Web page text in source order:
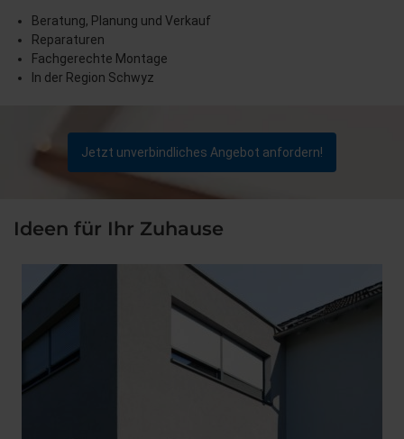
Beratung, Planung und Verkauf
Reparaturen
Fachgerechte Montage
In der Region Schwyz
Jetzt unverbindliches Angebot anfordern!
Ideen für Ihr Zuhause